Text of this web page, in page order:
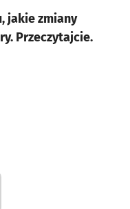
jakie zmiany
Przeczytajcie.